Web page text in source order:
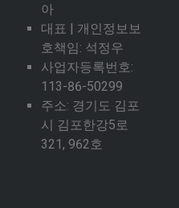
아
대표 | 개인정보보
호책임: 석정우
사업자등록번호:
113-86-50299
주소: 경기도 김포
시 김포한강5로
321, 962호